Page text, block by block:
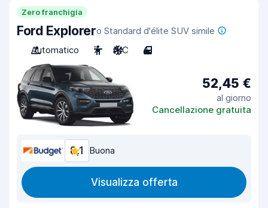
Zero franchigia
Ford Explorero Standard d'élite SUV simile
Automatico
7 A/C 4
52,45 €
al giorno
Cancellazione gratuita
8,1 Buona
Visualizza offerta